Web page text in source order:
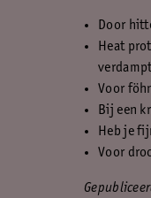
Door
Heat
Voor
Bij een
Heb je
Voor